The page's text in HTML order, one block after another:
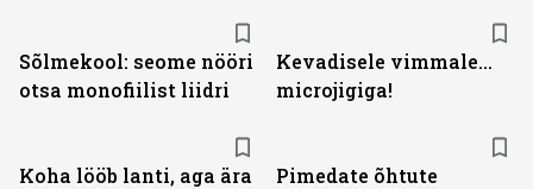
Sõlmekool: seome nööri
otsa monofiilist liidri
Kevadisele vimmale...
microjigiga!
Koha lööb lanti, aga ära
Pimedate õhtute